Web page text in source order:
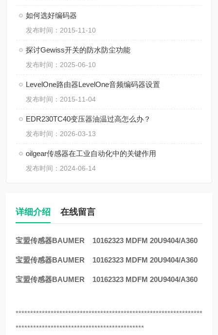
如何选好编码器
发布时间：2015-11-10
探讨Gewiss开关的防水防尘功能
发布时间：2025-06-10
LevelOne路由器LevelOne音频编码器设置
发布时间：2015-11-04
EDR230TC40变压器油温过高怎么办？
发布时间：2026-03-13
oilgear传感器在工业自动化中的关键作用
发布时间：2024-06-14
详细介绍 在线留言
宝盟传感器BAUMER 10162323 MDFM 20U9404/A360
宝盟传感器BAUMER 10162323 MDFM 20U9404/A360
宝盟传感器BAUMER 10162323 MDFM 20U9404/A360
****************************************************************
********************************************